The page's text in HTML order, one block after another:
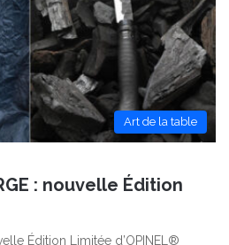
Art de la table
: nouvelle Édition
Édition Limitée d’OPINEL®